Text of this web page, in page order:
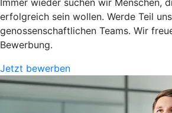
erfolgreich sein wollen. Werde Teil
genossenschaftlichen Teams. Wir
Bewerbung.
Jetzt bewerben